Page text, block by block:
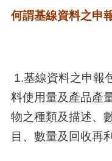
何謂基線資料之申
1.基線資料之申報
料使用量及產品產
物之種類及描述、
目、數量及回收再